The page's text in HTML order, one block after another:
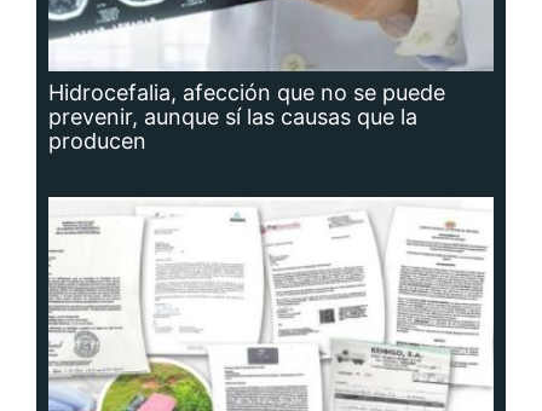
Hidrocefalia, afección que no se puede
prevenir, aunque sí las causas que la
producen